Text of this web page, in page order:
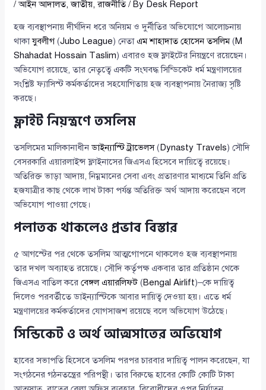
/আইন আদালত,জাতীয়,রাজনীতি/ By Desk Report
হজ ব্যবস্থাপনায় দীর্ঘদিন ধরে অনিয়ম ও দুর্নীতির অভিযোগে আলোচনায়
থাকাযুবলীগ(Jubo League) নেতাএম শাহাদাত হোসেন তসলিম(M
Shahadat Hossain Taslim) এবারও হজ ফ্লাইটের নিয়ন্ত্রণে রয়েছেন।
অভিযোগ রয়েছে, তার নেতৃত্বে একটি সংঘবদ্ধ সিন্ডিকেট ধর্ম মন্ত্রণালয়ের
সংশ্লিষ্ট ফ্যাসিস্ট কর্মকর্তাদের সহযোগিতায় হজ ব্যবস্থাপনায় নৈরাজ্য সৃষ্টি
করছে।
ফ্লাইট নিয়ন্ত্রণে তসলিম
তসলিমের মালিকানাধীনডাইন্যাস্টি ট্রাভেলস( Dynasty Travels) সৌদি
বেসরকারি এয়ারলাইন্স ফ্লাইনাসের জিএসএ হিসেবে দায়িত্বে রয়েছে।
অতিরিক্ত ভাড়া আদায়, নিম্নমানের সেবা এবং প্রতারণার মাধ্যমে তিনি প্রতি
হজযাত্রীর কাছ থেকে লাখ টাকা পর্যন্ত অতিরিক্ত অর্থ আদায় করেছেন বলে
অভিযোগ পাওয়া গেছে।
পলাতক থাকলেও প্রভাব বিস্তার
৫ আগস্টের পর থেকে তসলিম আত্মগোপনে থাকলেও হজ ব্যবস্থাপনায়
তার দখল অব্যাহত রয়েছে। সৌদি কর্তৃপক্ষ একবার তার প্রতিষ্ঠান থেকে
জিএসএ বাতিল করেবেঙ্গল এয়ারলিফট (Bengal Airlift)–কে দায়িত্ব
দিলেও পরবর্তীতে ডাইন্যাস্টিকে আবার দায়িত্ব দেওয়া হয়। এতে ধর্ম
মন্ত্রণালয়ের কর্মকর্তাদের যোগসাজশ রয়েছে বলে অভিযোগ উঠেছে।
সিন্ডিকেট ও অর্থ আত্মসাতের অভিযোগ
হাবের সভাপতি হিসেবে তসলিম পরপর চারবার দায়িত্ব পালন করেছেন, যা
সংগঠনের গঠনতন্ত্রের পরিপন্থী। তার বিরুদ্ধে হাবের কোটি কোটি টাকা